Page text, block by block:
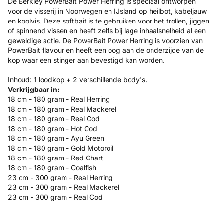
voor de visserij in Noorwegen en IJsland op heilbot, kabeljauw
en koolvis. Deze softbait is te gebruiken voor het trollen, jiggen
of spinnend vissen en heeft zelfs bij lage inhaalsnelheid al een
geweldige actie. De PowerBait Power Herring is voorzien van
PowerBait flavour en heeft een oog aan de onderzijde van de
kop waar een stinger aan bevestigd kan worden.
Inhoud: 1 loodkop + 2 verschillende body's.
Verkrijgbaar in:
18 cm - 180 gram - Real Herring
18 cm - 180 gram - Real Mackerel
18 cm - 180 gram - Real Cod
18 cm - 180 gram - Hot Cod
18 cm - 180 gram - Ayu Green
18 cm - 180 gram - Gold Motoroil
18 cm - 180 gram - Red Chart
18 cm - 180 gram - Coalfish
23 cm - 300 gram - Real Herring
23 cm - 300 gram - Real Mackerel
23 cm - 300 gram - Real Cod